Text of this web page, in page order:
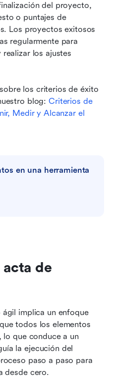
del proyecto,
o puntajes de
Los proyectos exitosos
regularmente para
los ajustes
los criterios de éxito
blog: Criterios de
Medir y Alcanzar el
en una herramienta
de
implica un enfoque
todos los elementos
lo que conduce a un
la ejecución del
paso a paso para
desde cero.